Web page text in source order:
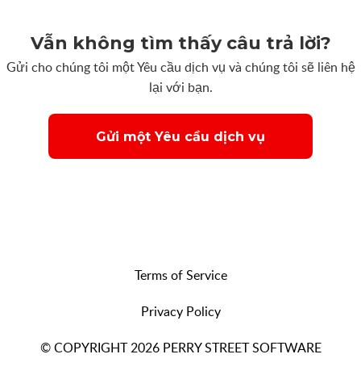
Vẫn không tìm thấy câu trả lời?
Gửi cho chúng tôi một Yêu cầu dịch vụ và chúng tôi sẽ liên hệ
lại với bạn.
Gửi một Yêu cầu dịch vụ
Terms of Service
Privacy Policy
© COPYRIGHT 2026 PERRY STREET SOFTWARE